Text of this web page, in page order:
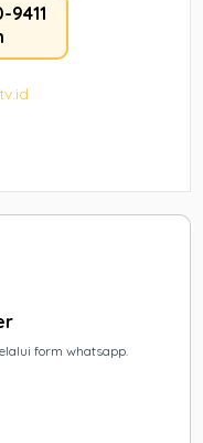
9411
form whatsapp.